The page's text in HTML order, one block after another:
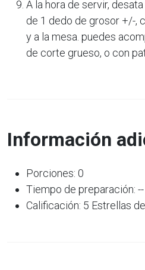
A la hora de servir,
de 1 dedo de grosor +/-,
y a la mesa. puedes
de corte grueso, o con
Información
Porciones: 0
Tiempo de preparación: --
Calificación: 5 Estrellas